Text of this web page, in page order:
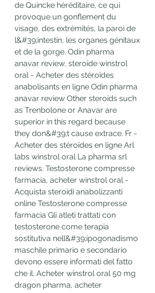
de Quincke héréditaire, ce qui
provoque un gonflement du
visage, des extrémités, la paroi de
l&#39;intestin, les organes génitaux
et de la gorge. Odin pharma
anavar review, steroide winstrol
oral - Acheter des stéroïdes
anabolisants en ligne Odin pharma
anavar review Other steroids such
as Trenbolone or Anavar are
superior in this regard because
they don&#39;t cause extrace. Fr -
Acheter des stéroïdes en ligne Arl
labs winstrol oral La pharma srl
reviews. Testosterone compresse
farmacia, acheter winstrol oral -
Acquista steroidi anabolizzanti
online Testosterone compresse
farmacia Gli atleti trattati con
testosterone come terapia
sostitutiva nell&#39;ipogonadismo
maschile primario e secondario
devono essere informati del fatto
che il. Acheter winstrol oral 50 mg
dragon pharma, acheter